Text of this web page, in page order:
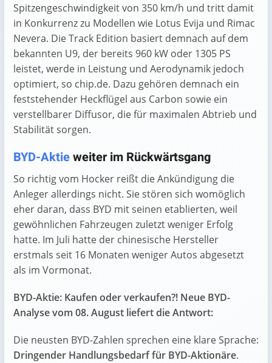
Spitzengeschwindigkeit von 350 km/h und tritt damit
in Konkurrenz zu Modellen wie Lotus Evija und Rimac
Nevera. Die Track Edition basiert demnach auf dem
bekannten U9, der bereits 960 kW oder 1305 PS
leistet, werde in Leistung und Aerodynamik jedoch
optimiert, so chip.de. Dazu gehören demnach ein
feststehender Heckflügel aus Carbon sowie ein
verstellbarer Diffusor, die für maximalen Abtrieb und
Stabilität sorgen.
BYD-Aktieweiter im Rückwärtsgang
So richtig vom Hocker reißt die Ankündigung die
Anleger allerdings nicht. Sie stören sich womöglich
eher daran, dass BYD mit seinen etablierten, weil
gewöhnlichen Fahrzeugen zuletzt weniger Erfolg
hatte. Im Juli hatte der chinesische Hersteller
erstmals seit 16 Monaten weniger Autos abgesetzt
als im Vormonat.
BYD-Aktie: Kaufen oder verkaufen?! Neue BYD-
Analyse vom 08. August liefert die Antwort:
Die neusten BYD-Zahlen sprechen eine klare Sprache:
Dringender Handlungsbedarf für BYD-Aktionäre.